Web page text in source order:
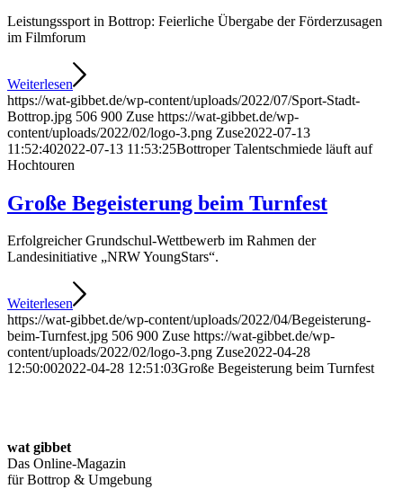
Leistungssport in Bottrop: Feierliche Übergabe der Förderzusagen
im Filmforum
Weiterlesen
https://wat-gibbet.de/wp-content/uploads/2022/07/Sport-Stadt-
Bottrop.jpg 506 900 Zuse https://wat-gibbet.de/wp-
content/uploads/2022/02/logo-3.png Zuse2022-07-13
11:52:402022-07-13 11:53:25Bottroper Talentschmiede läuft auf
Hochtouren
Große Begeisterung beim Turnfest
Erfolgreicher Grundschul-Wettbewerb im Rahmen der
Landesinitiative „NRW YoungStars“.
Weiterlesen
https://wat-gibbet.de/wp-content/uploads/2022/04/Begeisterung-
beim-Turnfest.jpg 506 900 Zuse https://wat-gibbet.de/wp-
content/uploads/2022/02/logo-3.png Zuse2022-04-28
12:50:002022-04-28 12:51:03Große Begeisterung beim Turnfest
wat gibbet
Das Online-Magazin
für Bottrop & Umgebung